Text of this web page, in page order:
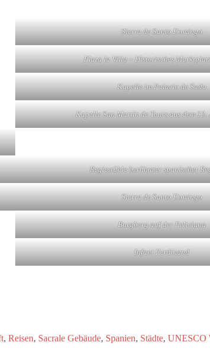
Sierra de Santo Domingo.
Plaza la Villa – Historisches
Kapelle im Palacio de Sada
Kapelle San Martín de Tours aus dem
Regiestühle berühmter spanischer
Sierra de Santo Domingo
Burgberg auf der Feliciana
Infant Ferdinand
, Reisen, Sacrale Gebäude, Spanien, Städte, UNESCO